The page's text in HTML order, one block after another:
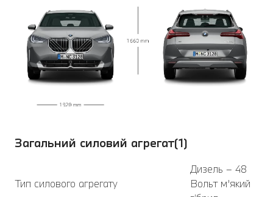
Загальний силовий агрегат(1)
Тип силового агрегату
Дизель – 48
Вольт м’який